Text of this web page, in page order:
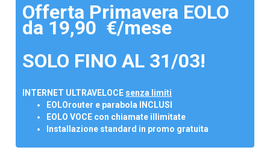
Offerta Primavera EOLO
da 19,90 €/mese
SOLO FINO AL 31/03!
INTERNET ULTRAVELOCE senza limiti
EOLOrouter e parabola INCLUSI
EOLO VOCE con chiamate illimitate
Installazione standard in promo gratuita